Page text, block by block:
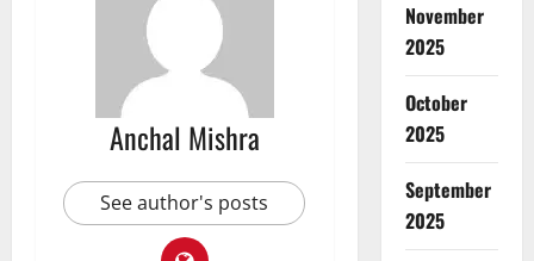
Anchal Mishra
See author's posts
November
2025
October
2025
September
2025